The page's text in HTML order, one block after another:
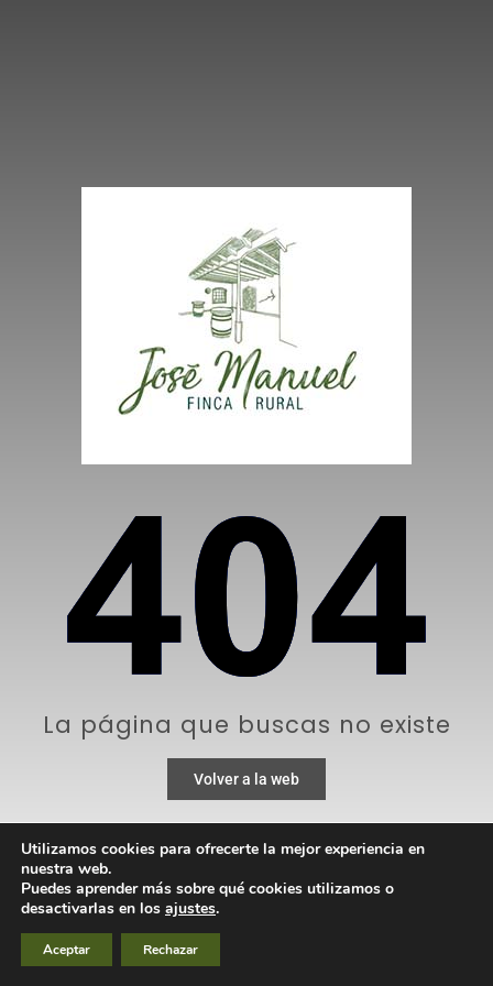
La página que buscas no existe
Volver a la web
Utilizamos cookies para ofrecerte la mejor experiencia en
nuestra web.
Puedes aprender más sobre qué cookies utilizamos o
desactivarlas en los ajustes.
Aceptar Rechazar